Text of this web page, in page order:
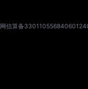
网信算备